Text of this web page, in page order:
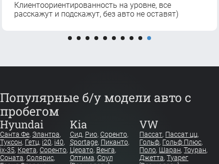
Клиентоориентированность на уровне, все
расскажут и подскажут, без авто не оставят)
Популярные б/у модели авто с
пробегом
Hyundai
Санта Фе, Элантра,
Туксон, Гетц, i20, i40,
ix-35, Крета, Соренто,
Соната, Солярис,
Kia
Сид, Рио, Соренто,
Sportage, Пиканто,
Церато, Венга,
Оптима, Соул
VW
Пассат, Пассат цц,
Гольф, Гольф Плюс,
Поло, Шаран,Тоуран,
Джетта,Туарег